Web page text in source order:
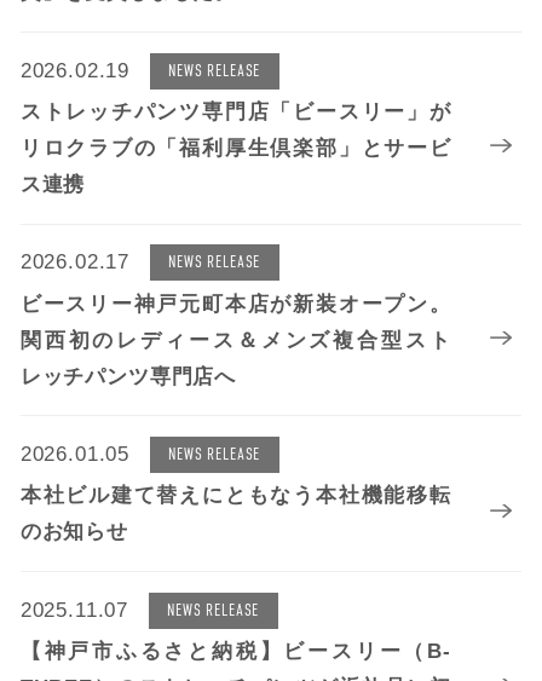
2026.02.19 NEWS RELEASE
ストレッチパンツ専門店「ビースリー」が
リロクラブの「福利厚生倶楽部」とサービ
ス連携
2026.02.17 NEWS RELEASE
ビースリー神戸元町本店が新装オープン。
関西初のレディース＆メンズ複合型スト
レッチパンツ専門店へ
2026.01.05 NEWS RELEASE
本社ビル建て替えにともなう本社機能移転
のお知らせ
2025.11.07 NEWS RELEASE
【神戸市ふるさと納税】ビースリー（B-